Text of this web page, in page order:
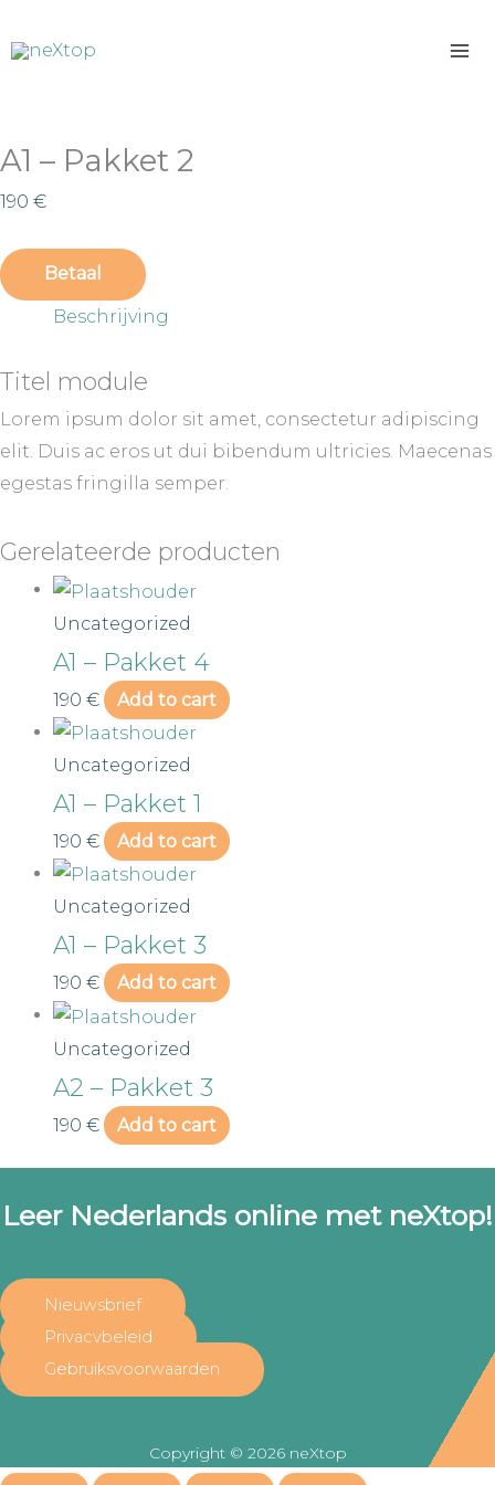
naar
A1 – Pakket 2
190 €
-
Pakket
aantal
Betaal
Beschrijving
Titel module
Lorem ipsum dolor sit amet, consectetur adipiscing
elit. Duis ac eros ut dui bibendum ultricies. Maecenas
egestas fringilla semper.
Gerelateerde producten
Uncategorized
A1 – Pakket 4
190 € Add to cart
Uncategorized
A1 – Pakket 1
190 € Add to cart
Uncategorized
A1 – Pakket 3
190 € Add to cart
Uncategorized
A2 – Pakket 3
190 € Add to cart
Leer Nederlands online met neXtop!
Nieuwsbrief
Privacybeleid
Gebruiksvoorwaarden
Copyright © 2026 neXtop